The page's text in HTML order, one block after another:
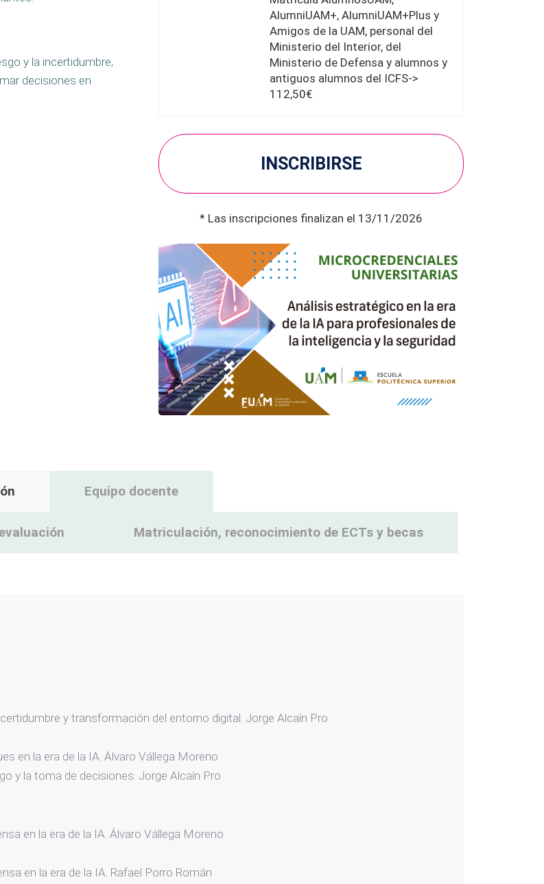
y la incertidumbre,
decisiones en
AlumniUAM+, AlumniUAM+Plus y
Amigos de la UAM, personal del
Ministerio del Interior, del
Ministerio de Defensa y alumnos y
antiguos alumnos del ICFS->
112,50€
INSCRIBIRSE
* Las inscripciones finalizan el 13/11/2026
Equipo docente
Matriculación, reconocimiento de ECTs y becas
y transformación del entorno digital. Jorge Alcaín Pro
en la era de la IA. Álvaro Vállega Moreno
y la toma de decisiones. Jorge Alcaín Pro
en la era de la IA. Álvaro Vállega Moreno
en la era de la IA. Rafael Porro Román